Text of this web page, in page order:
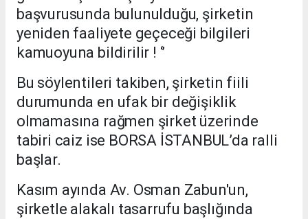
başvurusunda bulunulduğu, şirketin
yeniden faaliyete geçeceği bilgileri
kamuoyuna bildirilir ! ‘’
Bu söylentileri takiben, şirketin fiili
durumunda en ufak bir değişiklik
olmamasına rağmen şirket üzerinde
tabiri caiz ise BORSA İSTANBUL’da ralli
başlar.
Kasım ayında Av. Osman Zabun'un,
şirketle alakalı tasarrufu başlığında